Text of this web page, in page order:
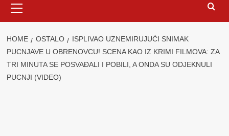
Menu
HOME OSTALO
ISPLIVAO UZNEMIRUJUĆI SNIMAK
PUCNJAVE U OBRENOVCU! SCENA KAO IZ KRIMI FILMOVA: ZA
TRI MINUTA SE POSVAĐALI I POBILI, A ONDA SU ODJEKNULI
PUCNJI (VIDEO)